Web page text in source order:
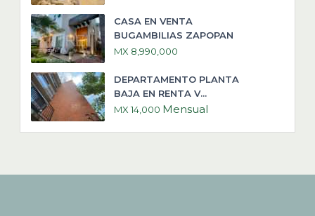
CASA EN VENTA
BUGAMBILIAS ZAPOPAN
MX 8,990,000
DEPARTAMENTO PLANTA
BAJA EN RENTA V...
MX 14,000 Mensual